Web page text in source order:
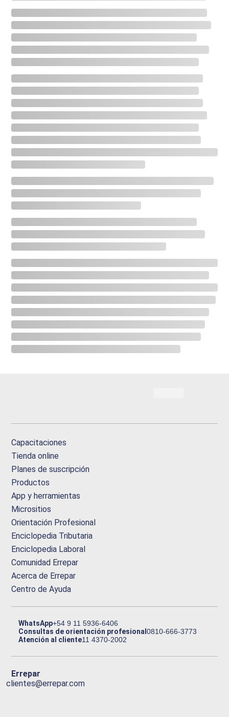
Capacitaciones
Tienda online
Planes de suscripción
Productos
App y herramientas
Micrositios
Orientación Profesional
Enciclopedia Tributaria
Enciclopedia Laboral
Comunidad Errepar
Acerca de Errepar
Centro de Ayuda
WhatsApp+54 9 11 5936-6406
Consultas de orientación profesional0810-666-3773
Atención al cliente11 4370-2002
Errepar
clientes@errepar.com